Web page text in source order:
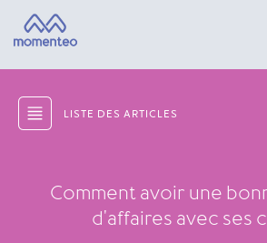
LISTE DES ARTICLES
Comment avoir une
d'affaires avec ses